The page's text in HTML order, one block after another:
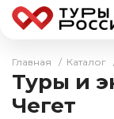
Главная / Каталог
Туры и
Чегет